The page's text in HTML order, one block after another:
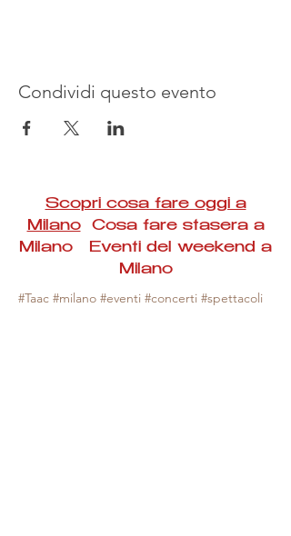
Condividi questo evento
Scopri cosa fare oggi a
MilanoCosa fare stasera a
Milano Eventi del weekend a
Milano
#Taac #milano #eventi #concerti #spettacoli